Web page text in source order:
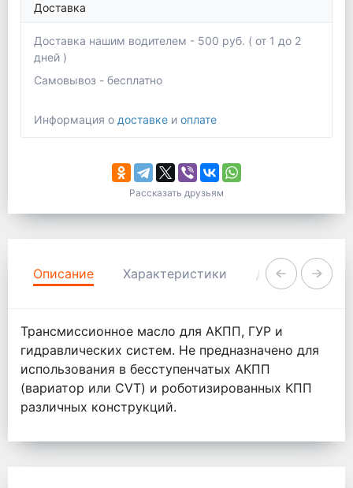
Доставка
Доставка нашим водителем - 500 руб. ( от 1 до 2
дней )
Самовывоз - бесплатно
Информация о доставке и оплате
Рассказать друзьям
Описание Характеристики Документация
Трансмиссионное масло для АКПП, ГУР и
гидравлических систем. Не предназначено для
использования в бесступенчатых АКПП
(вариатор или CVT) и роботизированных КПП
различных конструкций.